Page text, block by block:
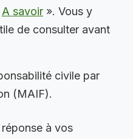
A savoir ». Vous y
de consulter avant
civile par
(MAIF).
à vos